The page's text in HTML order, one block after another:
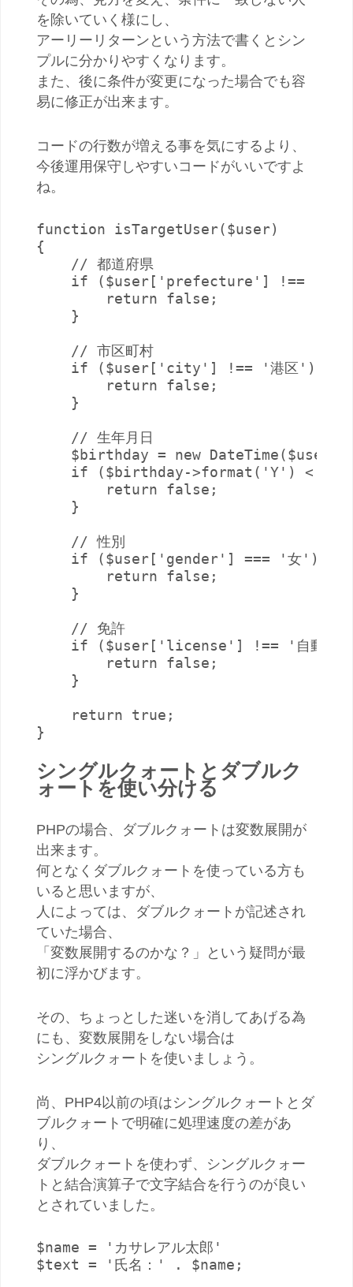
を除いていく様にし、
アーリーリターンという方法で書くとシン
プルに分かりやすくなります。
また、後に条件が変更になった場合でも容
易に修正が出来ます。
コードの行数が増える事を気にするより、
今後運用保守しやすいコードがいいですよ
ね。
function isTargetUser($user)
{
    // 都道府県
if ($user['prefecture'] !== '東京
        return false;
    }
    // 市区町村
    if ($user['city'] !== '港区') {
        return false;
    }
    // 生年月日
$birthday = new
if ($birthday->format('Y') <
        return false;
    }
    // 性別
    if ($user['gender'] === '女') {
        return false;
    }
    // 免許
if ($user['license'] !== '自動車
        return false;
    }
    return true;
}
シングルクォートとダブルク
ォートを使い分ける
PHPの場合、ダブルクォートは変数展開が
出来ます。
何となくダブルクォートを使っている方も
いると思いますが、
人によっては、ダブルクォートが記述され
ていた場合、
「変数展開するのかな？」という疑問が最
初に浮かびます。
その、ちょっとした迷いを消してあげる為
にも、変数展開をしない場合は
シングルクォートを使いましょう。
尚、PHP4以前の頃はシングルクォートとダ
ブルクォートで明確に処理速度の差があ
り、
ダブルクォートを使わず、シングルクォー
トと結合演算子で文字結合を行うのが良い
とされていました。
$name = 'カサレアル太郎'
$text = '氏名：' . $name;